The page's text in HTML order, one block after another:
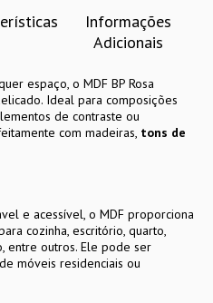
Informações
Adicionais
espaço, o MDF BP Rosa
Ideal para composições
de contraste ou
com madeiras, tons de
e acessível, o MDF proporciona
cozinha, escritório, quarto,
entre outros. Ele pode ser
móveis residenciais ou